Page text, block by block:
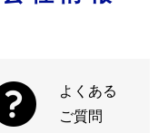
よくある
ご質問